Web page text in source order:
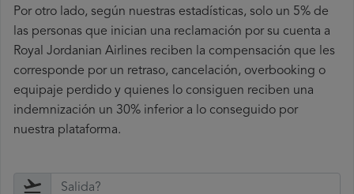
Por otro lado, según nuestras estadísticas, solo un 5% de
las personas que inician una reclamación por su cuenta a
Royal Jordanian Airlines reciben la compensación que les
corresponde por un retraso, cancelación, overbooking o
equipaje perdido y quienes lo consiguen reciben una
indemnización un 30% inferior a lo conseguido por
nuestra plataforma.